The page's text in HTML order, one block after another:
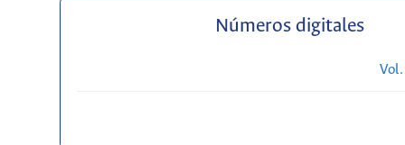
Números digitales